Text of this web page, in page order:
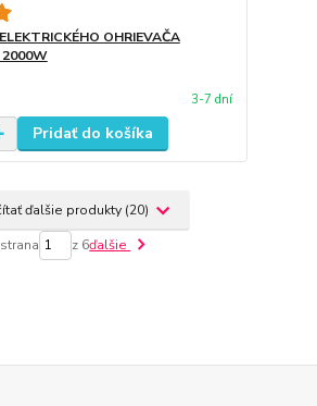
OHRIEVAČA
3-7 dní
Pridať do košíka
ďalšie produkty (20)
strana z 6ďalšie